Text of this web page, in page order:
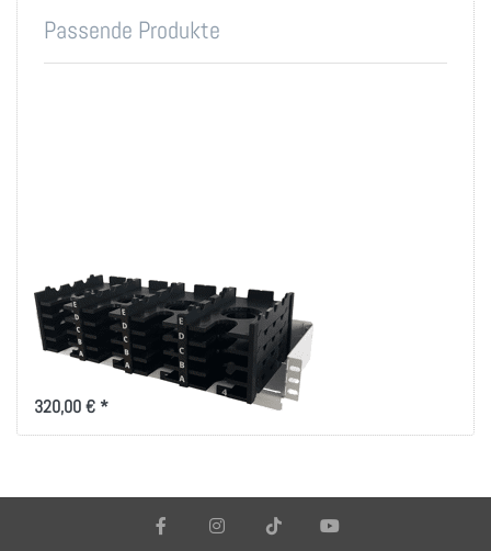
Passende Produkte
Lagerung von 20
Smartphones
System-Modul mit Ladeoption
320,00 € *